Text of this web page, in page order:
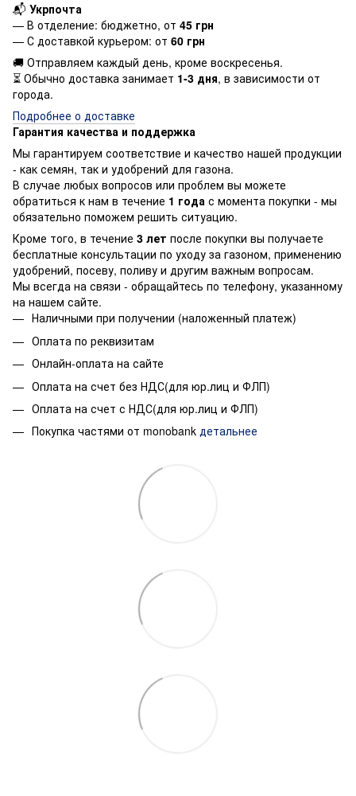
📬 Укрпочта
— В отделение: бюджетно, от 45 грн
— С доставкой курьером: от 60 грн
🚚 Отправляем каждый день, кроме воскресенья.
⏳ Обычно доставка занимает 1-3 дня, в зависимости от
города.
Подробнее о доставке
Гарантия качества и поддержка
Мы гарантируем соответствие и качество нашей продукции
- как семян, так и удобрений для газона.
В случае любых вопросов или проблем вы можете
обратиться к нам в течение 1 года с момента покупки - мы
обязательно поможем решить ситуацию.
Кроме того, в течение 3 лет после покупки вы получаете
бесплатные консультации по уходу за газоном, применению
удобрений, посеву, поливу и другим важным вопросам.
Мы всегда на связи - обращайтесь по телефону, указанному
на нашем сайте.
Наличными при получении (наложенный платеж)
Оплата по реквизитам
Онлайн-оплата на сайте
Оплата на счет без НДС(для юр.лиц и ФЛП)
Оплата на счет с НДС(для юр.лиц и ФЛП)
Покупка частями от monobank детальнее